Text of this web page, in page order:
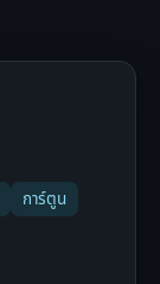
การ์ตูน